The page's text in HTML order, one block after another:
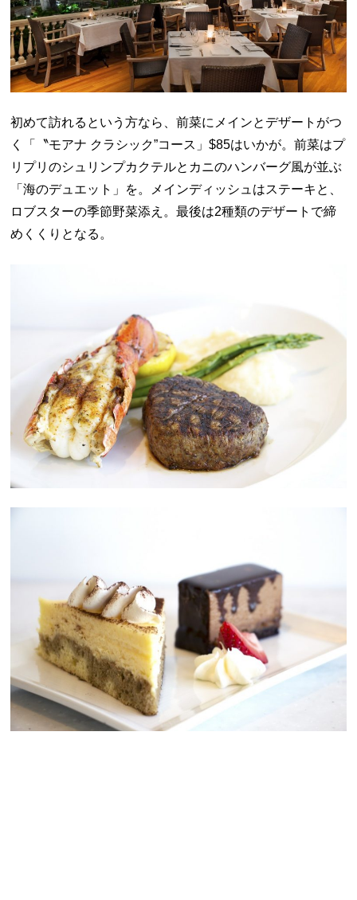
初めて訪れるという方なら、前菜にメインとデザートがつ
く「〝モアナ クラシック”コース」$85はいかが。前菜はプ
リプリのシュリンプカクテルとカニのハンバーグ風が並ぶ
「海のデュエット」を。メインディッシュはステーキと、
ロブスターの季節野菜添え。最後は2種類のデザートで締
めくくりとなる。